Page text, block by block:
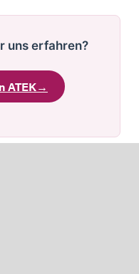
uns erfahren?
ATEK→